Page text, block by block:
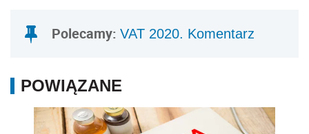
Polecamy: VAT 2020. Komentarz
POWIĄZANE